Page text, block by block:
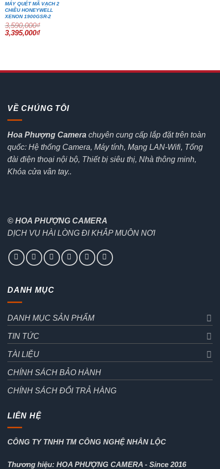
MÁY QUÉT MÃ VẠCH 2
CHIỀU HONEYWELL
XENON 1900GSR-2
3,590,000₫
Giá
gốc
3,395,000₫Giá
VỀ CHÚNG TÔI
Hoa Phượng Camera chuyên cung cấp lắp đặt trên toàn
quốc: Hệ thống Camera, Máy tính, Mạng LAN-Wifi, Tổng
đài điện thoại nội bộ, Thiết bị siêu thị, Nhà thông minh,
Khóa cửa vân tay..
© HOA PHƯỢNG CAMERA
DỊCH VỤ HÀI LÒNG ĐI KHẮP MUÔN NƠI
DANH MỤC
DANH MỤC SẢN PHẨM
TIN TỨC
TÀI LIỆU
CHÍNH SÁCH BẢO HÀNH
CHÍNH SÁCH ĐỔI TRẢ HÀNG
LIÊN HỆ
CÔNG TY TNHH TM CÔNG NGHỆ NHÂN LỘC
Thương hiệu: HOA PHƯỢNG CAMERA - Since 2016